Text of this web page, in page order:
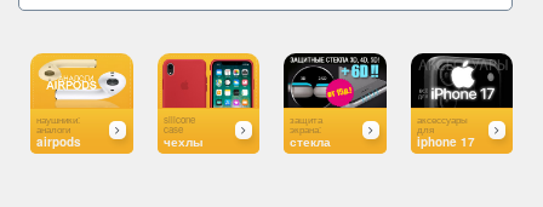
наушники:
аналоги
airpods
silicone
case
чехлы
защита
экрана:
стекла
аксессуары
для
iphone 17